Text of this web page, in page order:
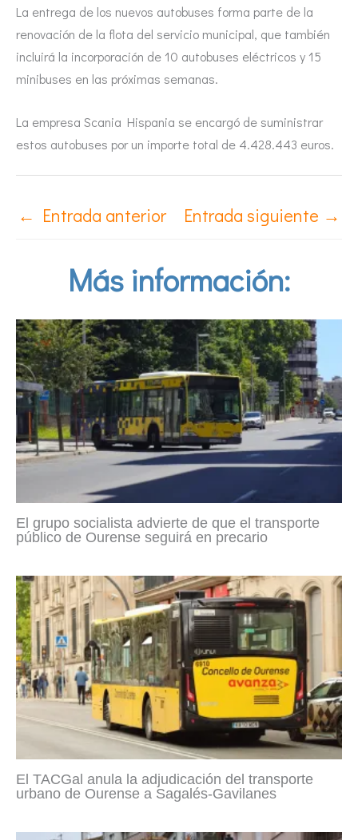
La entrega de los nuevos autobuses forma parte de la
renovación de la flota del servicio municipal, que también
incluirá la incorporación de 10 autobuses eléctricos y 15
minibuses en las próximas semanas.
La empresa Scania Hispania se encargó de suministrar
estos autobuses por un importe total de 4.428.443 euros.
← Entrada anterior Entrada siguiente →
Más información:
El grupo socialista advierte de que el transporte
público de Ourense seguirá en precario
El TACGal anula la adjudicación del transporte
urbano de Ourense a Sagalés-Gavilanes